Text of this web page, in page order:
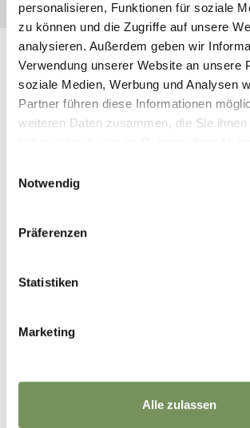
personalisieren, Funktionen für soziale
zu können und die Zugriffe auf unsere
analysieren. Außerdem geben wir
Verwendung unserer Website an unsere
soziale Medien, Werbung und Analysen
Partner führen diese Informationen
weiteren Daten zusammen, die Sie
Notwendig
Präferenzen
Statistiken
Marketing
Alle zulassen
CATALOGUSSEN